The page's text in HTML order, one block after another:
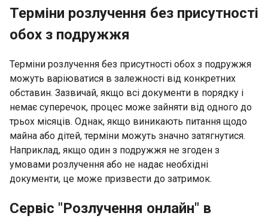
Терміни розлучення без присутності
обох з подружжя
Терміни розлучення без присутності обох з подружжя
можуть варіюватися в залежності від конкретних
обставин. Зазвичай, якщо всі документи в порядку і
немає суперечок, процес може зайняти від одного до
трьох місяців. Однак, якщо виникають питання щодо
майна або дітей, терміни можуть значно затягнутися.
Наприклад, якщо один з подружжя не згоден з
умовами розлучення або не надає необхідні
документи, це може призвести до затримок.
Сервіс "Розлучення онлайн" в